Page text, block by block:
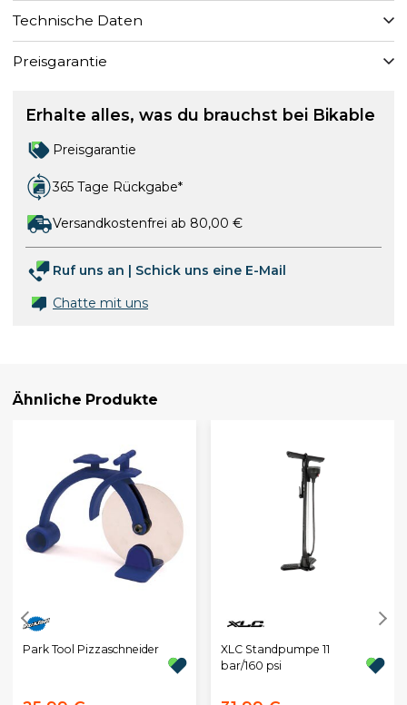
Technische Daten
Preisgarantie
Erhalte alles, was du brauchst bei Bikable
Preisgarantie
365 Tage Rückgabe*
Versandkostenfrei ab 80,00 €
Ruf uns an
Schick uns eine E-Mail
Chatte mit uns
Ähnliche Produkte
Park Tool Pizzaschneider
XLC Standpumpe 11
bar/160 psi